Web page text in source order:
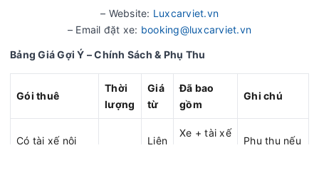
– Website: Luxcarviet.vn
– Email đặt xe: booking@luxcarviet.vn
Bảng Giá Gợi Ý – Chính Sách & Phụ Thu
Gói thuê
Thời
lượng
Giá
từ
Đã bao
gồm
Ghi chú
Có tài xế nội
Liên
Xe + tài xế
Phụ thu nếu